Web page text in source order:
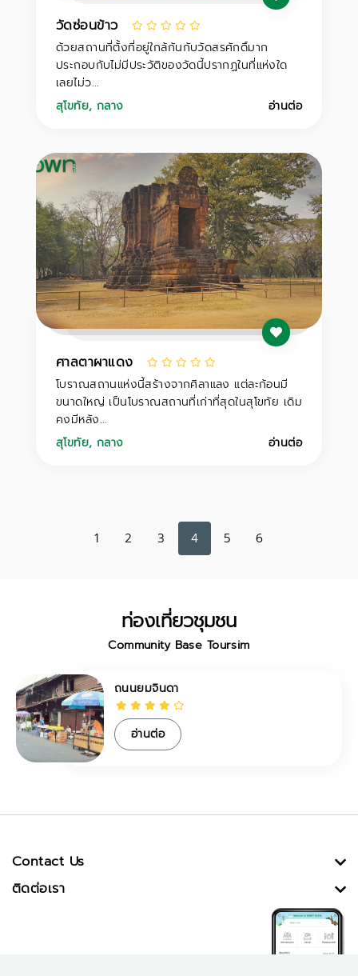
วัดซ่อนข้าว
ด้วยสถานที่ตั้งที่อยู่ใกล้กันกับวัดสรศักดิ์มาก
ประกอบกับไม่มีประวัติของวัดนี้ปรากฏในที่แห่งใด
เลยไม่ว...
สุโขทัย, กลาง อ่านต่อ
ศาลตาผาแดง
โบราณสถานแห่งนี้สร้างจากศิลาแลง แต่ละก้อนมี
ขนาดใหญ่ เป็นโบราณสถานที่เก่าที่สุดในสุโขทัย เดิม
คงมีหลัง...
สุโขทัย, กลาง อ่านต่อ
1 2 3 4 5 6
ท่องเที่ยวชุมชน
Community Base Toursim
ถนนยมจินดา
อ่านต่อ
Contact Us
ติดต่อเรา